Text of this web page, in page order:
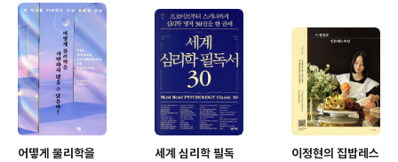
어떻게 물리학을
세계 심리학 필독
이정현의 집밥레스